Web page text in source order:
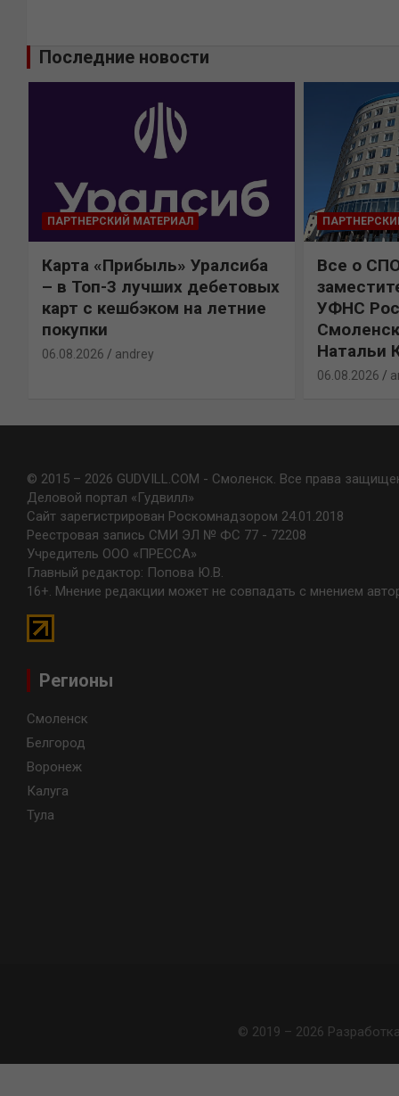
Последние новости
ПАРТНЕРСКИЙ МАТЕРИАЛ
Карта «Прибыль» Уралсиба
– в Топ-3 лучших дебетовых
карт с кешбэком на летние
покупки
06.08.2026 andrey
Все о
УФНС
Натальи
06.08.2026
© 2015 – 2026 GUDVILL.COM - Смоленск. Все права
Деловой портал «Гудвилл»
Сайт зарегистрирован Роскомнадзором 24.01.2018
Реестровая запись СМИ ЭЛ № ФС 77 - 72208
Учредитель ООО «ПРЕССА»
Главный редактор: Попова Ю.В.
16+. Мнение редакции может не совпадать с мнением
Регионы
Смоленск
Белгород
Воронеж
Калуга
Тула
© 2019 – 2026